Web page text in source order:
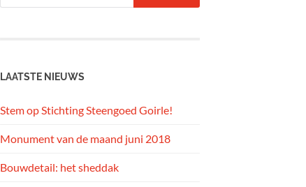
LAATSTE NIEUWS
Stem op Stichting Steengoed Goirle!
Monument van de maand juni 2018
Bouwdetail: het sheddak